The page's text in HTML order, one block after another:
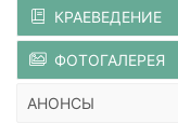
КРАЕВЕДЕНИЕ
ФОТОГАЛЕРЕЯ
АНОНСЫ